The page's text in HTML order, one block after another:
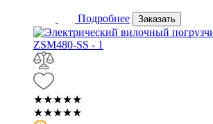
Подробнее Заказать
★★★★★
★★★★★